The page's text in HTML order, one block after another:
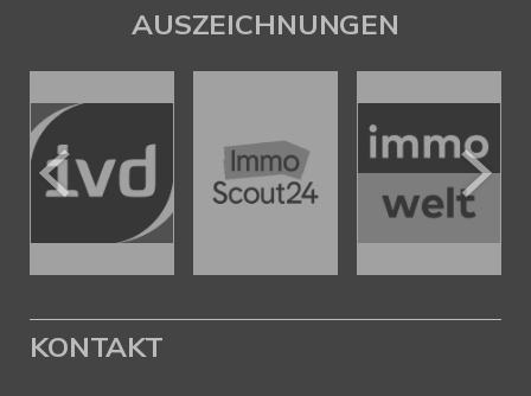
AUSZEICHNUNGEN
KONTAKT